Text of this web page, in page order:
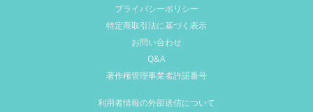
プライバシーポリシー
特定商取引法に基づく表示
お問い合わせ
Q&A
著作権管理事業者許諾番号
利用者情報の外部送信について